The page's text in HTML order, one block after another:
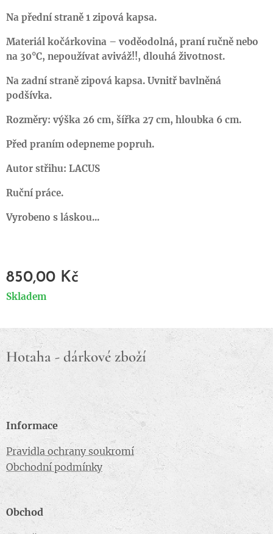
Na přední straně 1 zipová kapsa.
Materiál kočárkovina – voděodolná, praní ručně nebo
na 30°C, nepoužívat aviváž!!, dlouhá životnost.
Na zadní straně zipová kapsa. Uvnitř bavlněná
podšívka.
Rozměry: výška 26 cm, šířka 27 cm, hloubka 6 cm.
Před praním odepneme popruh.
Autor střihu: LACUS
Ruční práce.
Vyrobeno s láskou...
850,00 Kč
Skladem
Hotaha - dárkové zboží
Informace
Pravidla ochrany soukromí
Obchodní podmínky
Obchod